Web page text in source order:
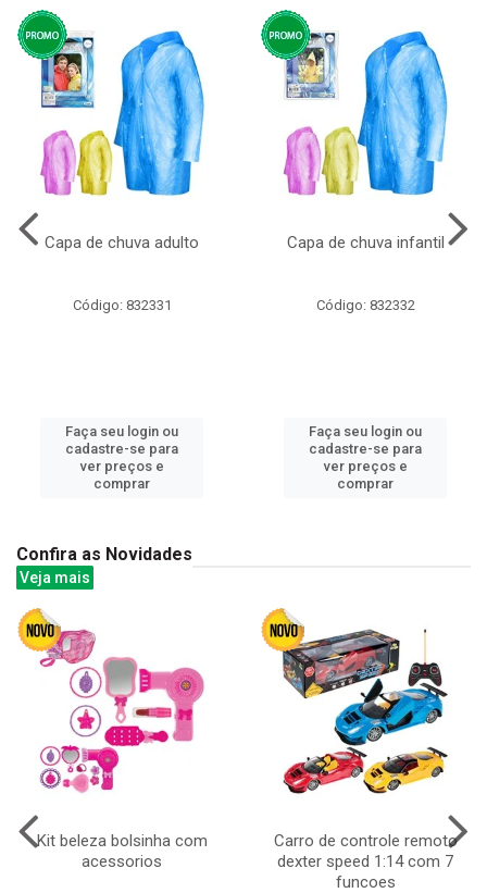
Capa de chuva adulto
Código: 832331
Faça seu login ou
cadastre-se para
ver preços e
comprar
Capa de chuva infantil
Código: 832332
Faça seu login ou
cadastre-se para
ver preços e
comprar
Confira as Novidades
Veja mais
Kit beleza bolsinha com
acessorios
Carro de controle remoto
dexter speed 1:14 com 7
funcoes